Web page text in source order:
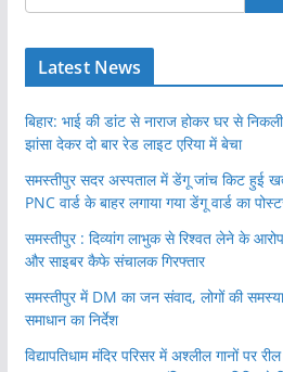
Latest News
बिहार: भाई की डांट से नाराज होकर घर से
झांसा देकर दो बार रेड लाइट एरिया में बेचा
समस्तीपुर सदर अस्पताल में डेंगू जांच किट हुई
PNC वार्ड के बाहर लगाया गया डेंगू वार्ड का
समस्तीपुर : दिव्यांग लाभुक से रिश्वत लेने के
और साइबर कैफे संचालक गिरफ्तार
समस्तीपुर में DM का जन संवाद, लोगों की
समाधान का निर्देश
विद्यापतिधाम मंदिर परिसर में अश्लील गानों पर